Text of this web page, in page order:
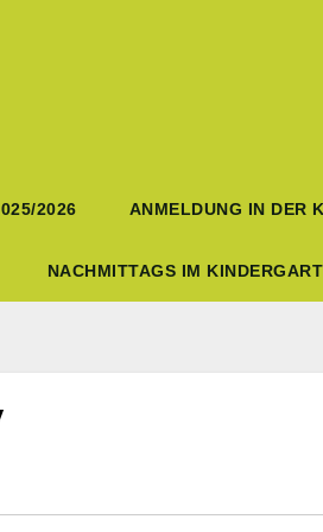
2026 ANMELDUNG IN DER
NACHMITTAGS IM